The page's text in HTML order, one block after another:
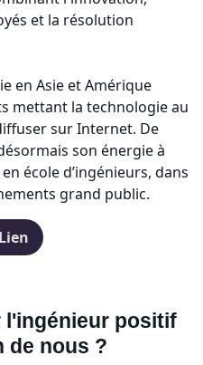
et la résolution
en Asie et Amérique
mettant la technologie au
sur Internet. De
son énergie à
école d’ingénieurs, dans
grand public.
Lien
l'ingénieur positif
de nous ?